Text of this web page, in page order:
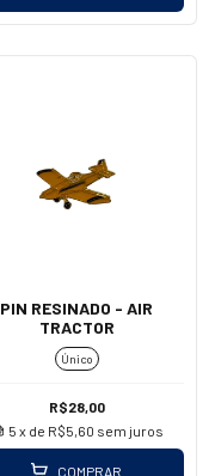
PIN RESINADO - AIR
TRACTOR
Único
R$28,00
5 x de R$5,60 sem juros
COMPRAR